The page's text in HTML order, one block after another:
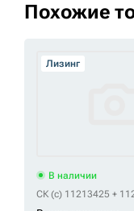
Похожие
Лизинг
В наличии
СК (c) 11213425 +